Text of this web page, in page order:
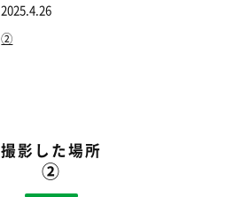
2025.4.26
②
撮影した場所
②